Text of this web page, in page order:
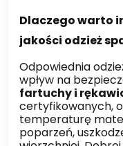
Dlaczego warto
jakości odzież
Odpowiednia
wpływ na
fartuchy i
certyfikowanych,
temperaturę
poparzeń,